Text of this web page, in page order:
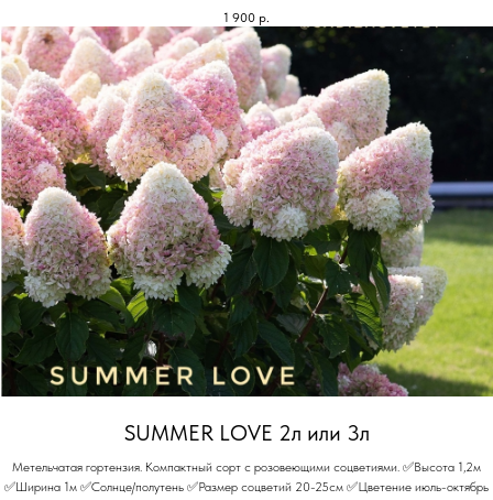
1 900 р.
SUMMER LOVE 2л или 3л
Метельчатая гортензия. Компактный сорт с розовеющими соцветиями. ✅Высота 1,2м
✅Ширина 1м ✅Солнце/полутень ✅Размер соцветий 20-25см ✅Цветение июль-октябрь